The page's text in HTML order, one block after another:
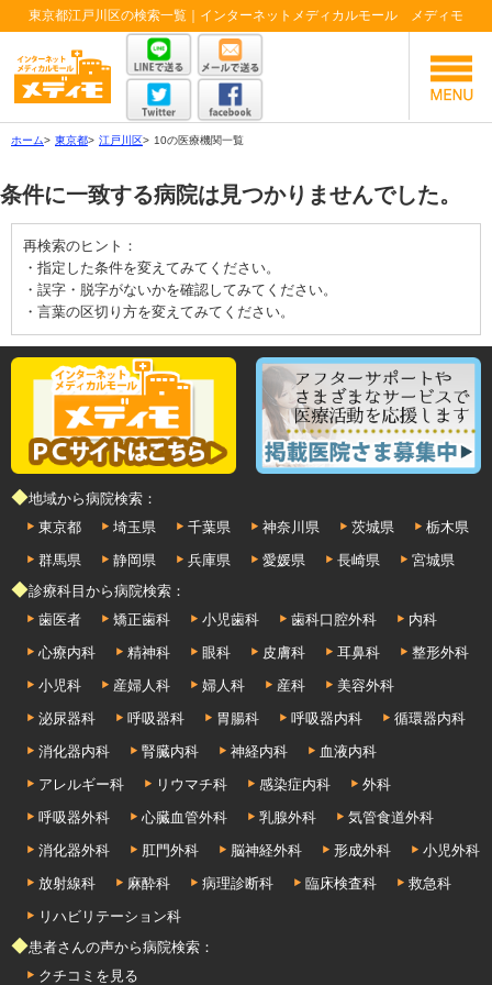
東京都江戸川区の検索一覧｜インターネットメディカルモール メディモ
ホーム> 東京都> 江戸川区> 10の医療機関一覧
条件に一致する病院は見つかりませんでした。
再検索のヒント：
・指定した条件を変えてみてください。
・誤字・脱字がないかを確認してみてください。
・言葉の区切り方を変えてみてください。
◆地域から病院検索：
東京都
埼玉県 千葉県 神奈川県 茨城県
栃木県
群馬県
静岡県 兵庫県 愛媛県 長崎県
宮城県
◆診療科目から病院検索：
歯医者
矯正歯科 小児歯科 歯科口腔外科
内科
心療内科
精神科 眼科 皮膚科 耳鼻科
整形外科
小児科
産婦人科 婦人科 産科
美容外科
泌尿器科
呼吸器科 胃腸科 呼吸器内科
循環器内科
消化器内科
腎臓内科 神経内科
血液内科
アレルギー科
リウマチ科 感染症内科
外科
呼吸器外科
心臓血管外科 乳腺外科
気管食道外科
消化器外科
肛門外科 脳神経外科 形成外科
小児外科
放射線科
麻酔科 病理診断科 臨床検査科
救急科
リハビリテーション科
◆患者さんの声から病院検索：
クチコミを見る